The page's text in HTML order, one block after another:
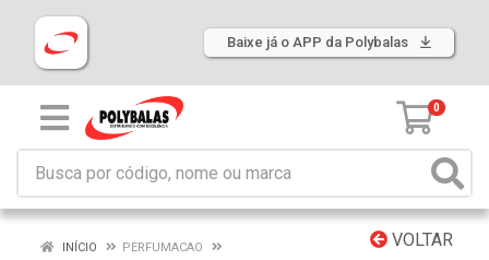
Baixe já o APP da Polybalas
0
VOLTAR
INÍCIO
PERFUMACAO